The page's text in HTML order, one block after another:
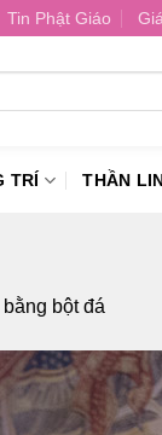
Tin Phật Giáo
TRÍ THẦN
bột đá